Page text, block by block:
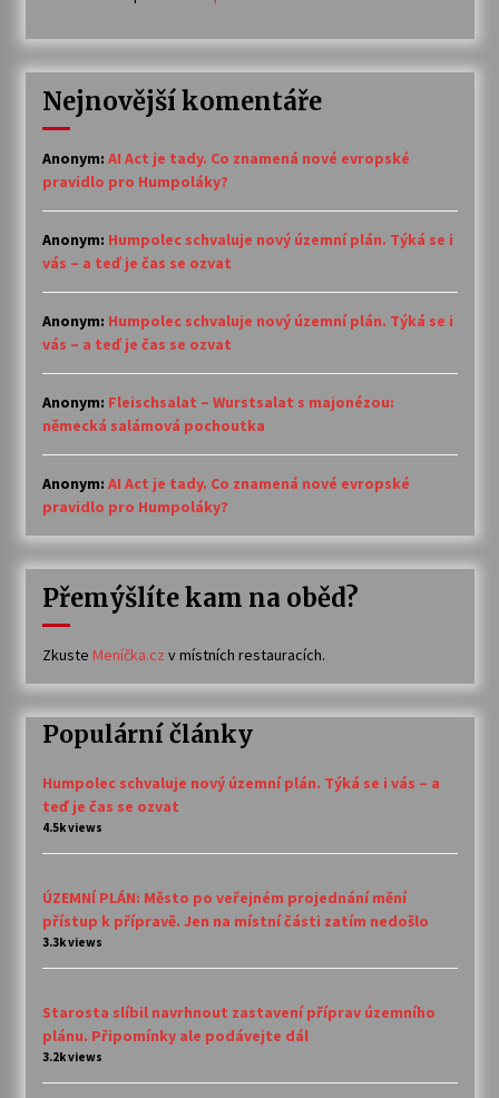
Nejnovější komentáře
Anonym: AI Act je tady. Co znamená nové evropské
pravidlo pro Humpoláky?
Anonym: Humpolec schvaluje nový územní plán. Týká se i
vás – a teď je čas se ozvat
Anonym: Humpolec schvaluje nový územní plán. Týká se i
vás – a teď je čas se ozvat
Anonym: Fleischsalat – Wurstsalat s majonézou:
německá salámová pochoutka
Anonym: AI Act je tady. Co znamená nové evropské
pravidlo pro Humpoláky?
Přemýšlíte kam na oběd?
Zkuste Meníčka.cz v místních restauracích.
Populární články
Humpolec schvaluje nový územní plán. Týká se i vás – a
teď je čas se ozvat
4.5k views
ÚZEMNÍ PLÁN: Město po veřejném projednání mění
přístup k přípravě. Jen na místní části zatím nedošlo
3.3k views
Starosta slíbil navrhnout zastavení příprav územního
plánu. Připomínky ale podávejte dál
3.2k views